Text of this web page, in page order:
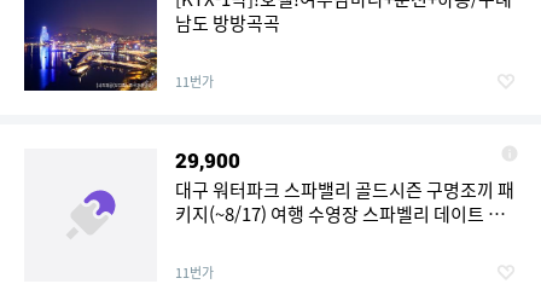
남도 방방곡곡
11번가
29,900
대구 워터파크 스파밸리 골드시즌 구명조끼 패
키지(~8/17) 여행 수영장 스파벨리 데이트 가
11번가